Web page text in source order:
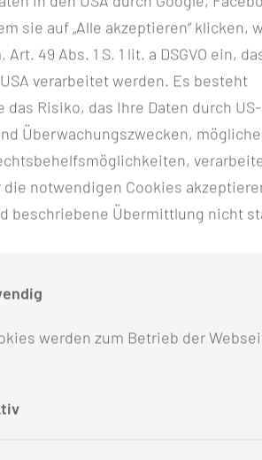
120
Patienten behandeln wir jährlich
Abteilung
sie auf „Alle akzeptieren“ klicken,
49 Abs. 1 S. 1 lit. a DSGVO ein,
verarbeitet werden. Es besteht
das Risiko, das Ihre Daten durch
Überwachungszwecken,
die notwendigen Cookies
beschriebene Übermittlung nicht
werden zum Betrieb der